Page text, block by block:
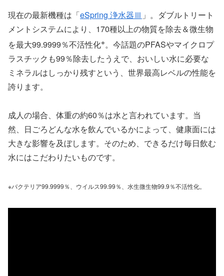
現在の最新機種は「eSpring 浄水器Ⅲ 」。ダブルトリート
メントシステムにより、170種以上の物質を除去＆微生物
を最大99.9999％不活性化※。今話題のPFASやマイクロプ
ラスチックも99％除去したうえで、おいしい水に必要な
ミネラルはしっかり残すという、世界最高レベルの性能を
誇ります。
成人の場合、体重の約60％は水と言われています。当
然、日ごろどんな水を飲んでいるかによって、健康面には
大きな影響を及ぼします。そのため、できるだけ毎日飲む
水にはこだわりたいものです。
※バクテリア99.9999％、ウイルス99.99％、水生微生物99.9％不活性化。